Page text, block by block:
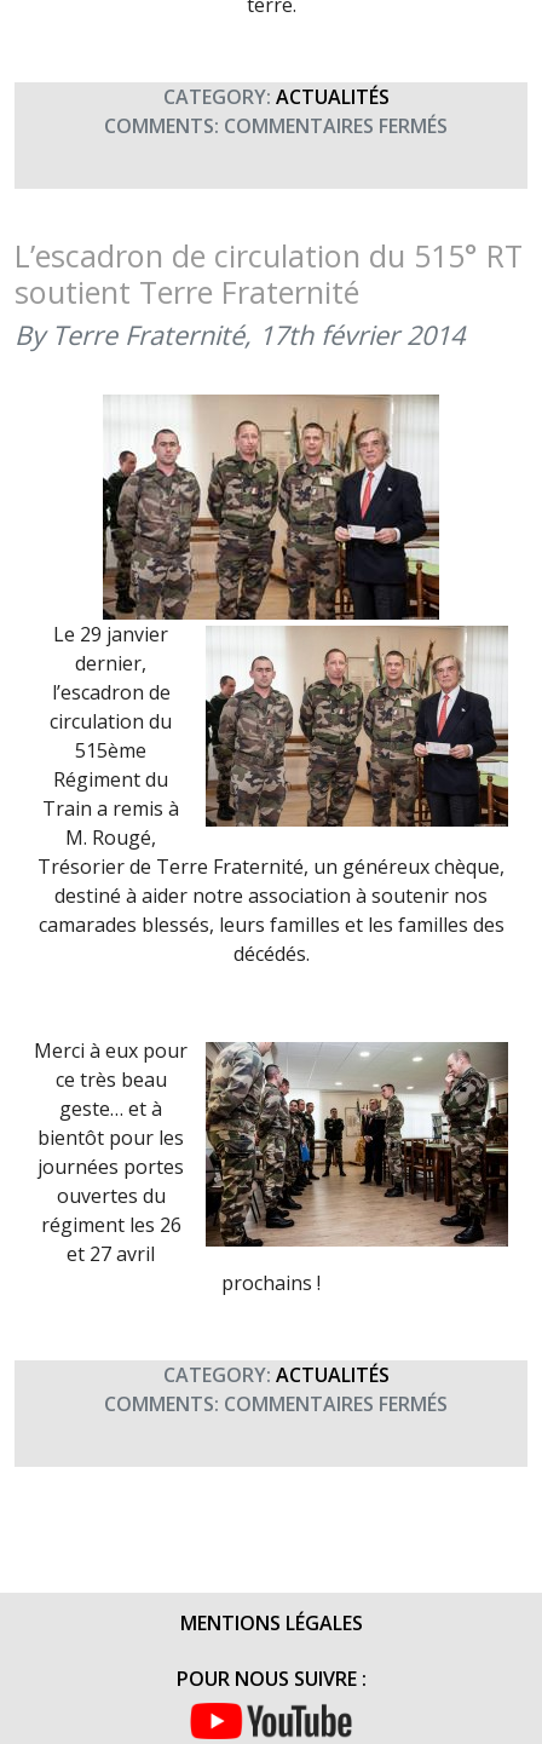
CATEGORY: ACTUALITÉS
COMMENTS: COMMENTAIRES FERMÉS
DE
DU
511ÈME
FÊTE
L’escadron de circulation du 515° RT
soutient Terre Fraternité
By Terre Fraternité, 17th février 2014
Le 29 janvier
dernier,
l’escadron de
circulation du
515ème
Régiment du
Train a remis à
M. Rougé,
Trésorier de Terre Fraternité, un généreux chèque,
destiné à aider notre association à soutenir nos
camarades blessés, leurs familles et les familles des
décédés.
Merci à eux pour
ce très beau
geste… et à
bientôt pour les
journées portes
ouvertes du
régiment les 26
et 27 avril
prochains !
CATEGORY: ACTUALITÉS
COMMENTS: COMMENTAIRES FERMÉS
DE
MENTIONS LÉGALES
POUR NOUS SUIVRE :